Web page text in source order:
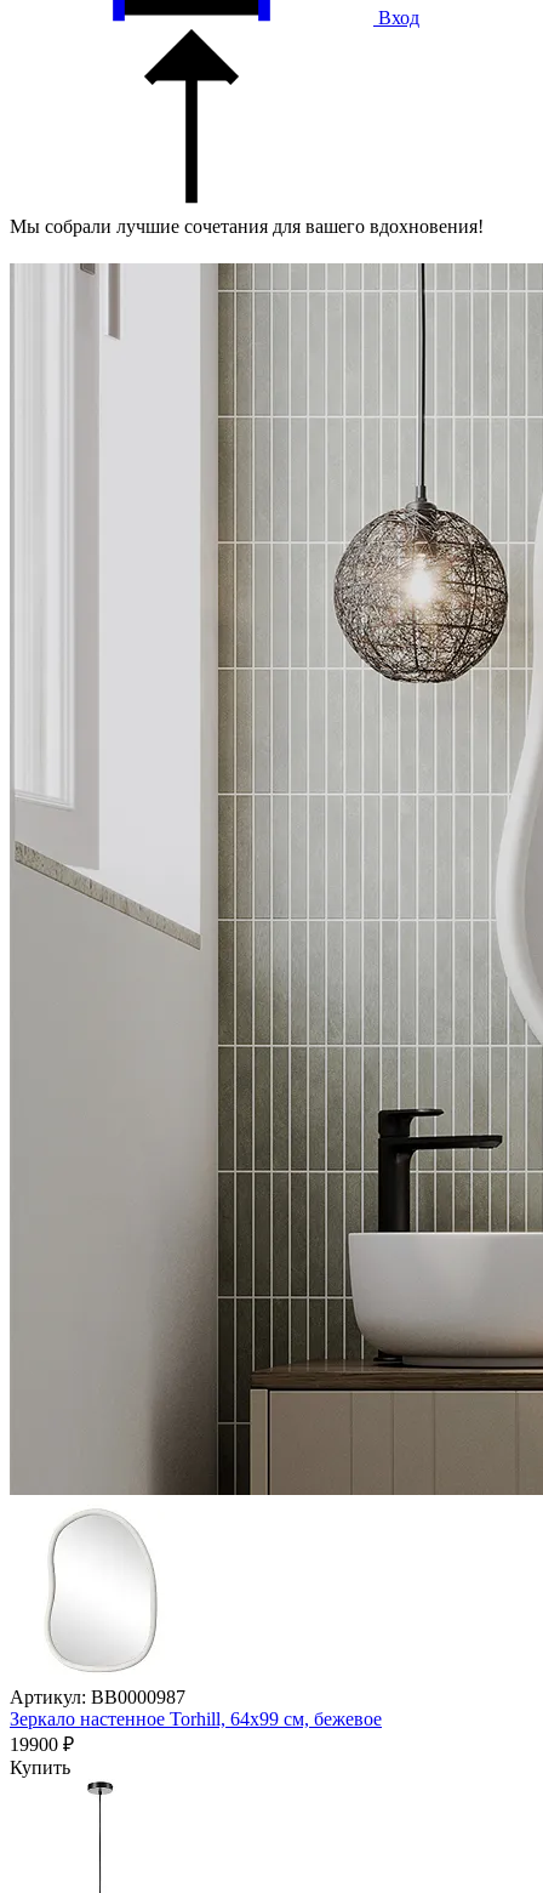
Вход
Мы собрали лучшие сочетания для вашего вдохновения!
Артикул: BB0000987
Зеркало настенное Torhill, 64х99 см, бежевое
19900 ₽
Купить